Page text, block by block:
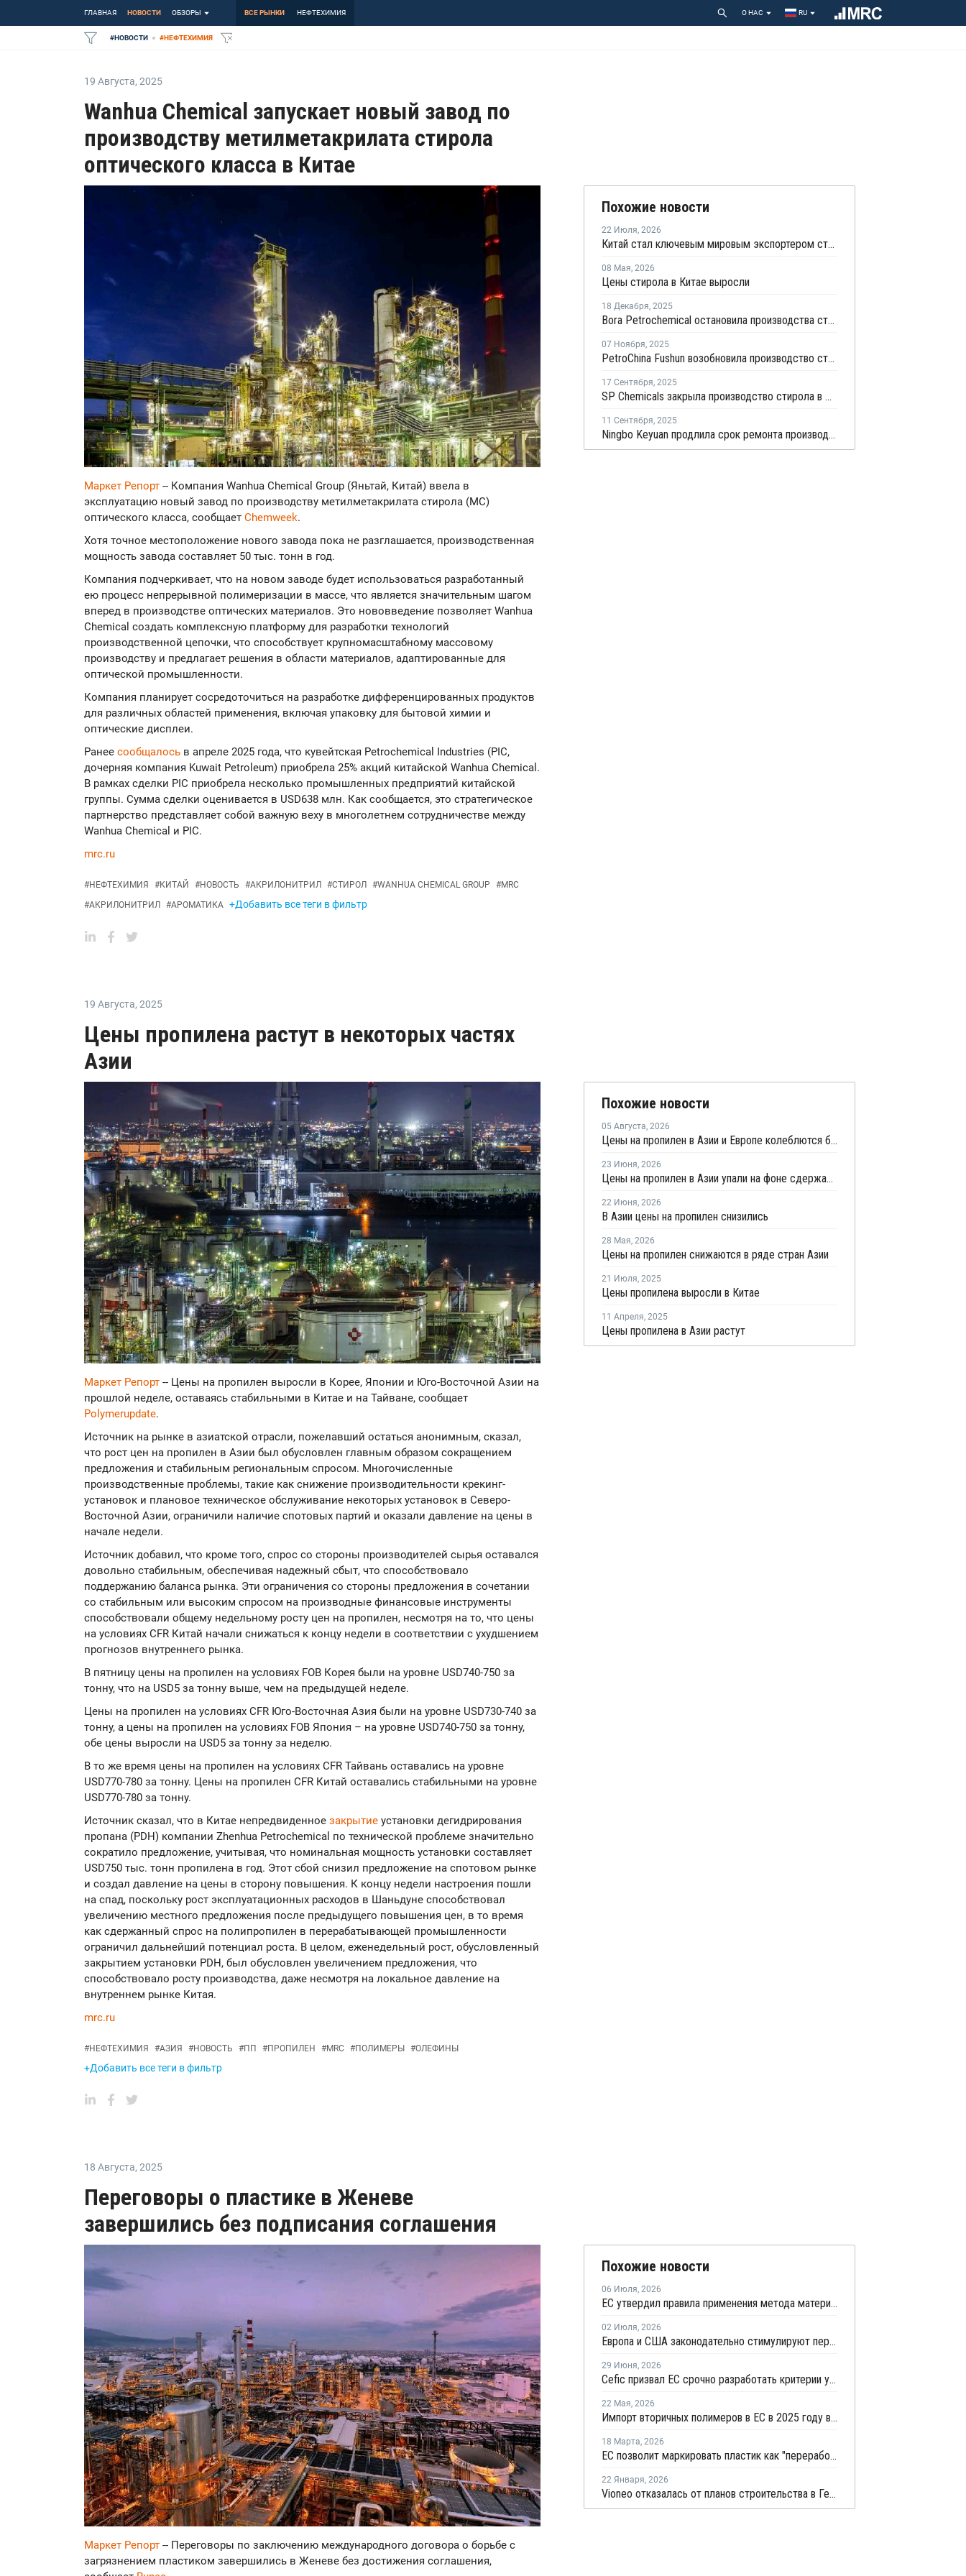
ГЛАВНАЯ НОВОСТИ ОБЗОРЫ ВСЕ РЫНКИ НЕФТЕХИМИЯ О НАС RU
#НОВОСТИ #НЕФТЕХИМИЯ
19 Августа, 2025
Wanhua Chemical запускает новый завод по
производству метилметакрилата стирола
оптического класса в Китае
Маркет Репорт -- Компания Wanhua Chemical Group (Яньтай, Китай) ввела в
эксплуатацию новый завод по производству метилметакрилата стирола (МС)
оптического класса, сообщает Chemweek.
Хотя точное местоположение нового завода пока не разглашается, производственная
мощность завода составляет 50 тыс. тонн в год.
Компания подчеркивает, что на новом заводе будет использоваться разработанный
ею процесс непрерывной полимеризации в массе, что является значительным шагом
вперед в производстве оптических материалов. Это нововведение позволяет Wanhua
Chemical создать комплексную платформу для разработки технологий
производственной цепочки, что способствует крупномасштабному массовому
производству и предлагает решения в области материалов, адаптированные для
оптической промышленности.
Компания планирует сосредоточиться на разработке дифференцированных продуктов
для различных областей применения, включая упаковку для бытовой химии и
оптические дисплеи.
Ранее сообщалось в апреле 2025 года, что кувейтская Petrochemical Industries (PIC,
дочерняя компания Kuwait Petroleum) приобрела 25% акций китайской Wanhua Chemical.
В рамках сделки PIC приобрела несколько промышленных предприятий китайской
группы. Сумма сделки оценивается в USD638 млн. Как сообщается, это стратегическое
партнерство представляет собой важную веху в многолетнем сотрудничестве между
Wanhua Chemical и PIC.
mrc.ru
#НЕФТЕХИМИЯ #КИТАЙ #НОВОСТЬ #АКРИЛОНИТРИЛ #СТИРОЛ #WANHUA CHEMICAL GROUP #MRC
#АКРИЛОНИТРИЛ #АРОМАТИКА +Добавить все теги в фильтр
Похожие новости
22 Июля, 2026
Китай стал ключевым мировым экспортером стирола на фоне кризиса на Ближнем Востоке
08 Мая, 2026
Цены стирола в Китае выросли
18 Декабря, 2025
Bora Petrochemical остановила производства стирола на техническое обслуживание
07 Ноября, 2025
PetroChina Fushun возобновила производство стирола в Фушуне
17 Сентября, 2025
SP Chemicals закрыла производство стирола в Цзянсу на ремонт
11 Сентября, 2025
Ningbo Keyuan продлила срок ремонта производства стирола в Нинбо
19 Августа, 2025
Цены пропилена растут в некоторых частях
Азии
Маркет Репорт -- Цены на пропилен выросли в Корее, Японии и Юго-Восточной Азии на
прошлой неделе, оставаясь стабильными в Китае и на Тайване, сообщает
Polymerupdate.
Источник на рынке в азиатской отрасли, пожелавший остаться анонимным, сказал,
что рост цен на пропилен в Азии был обусловлен главным образом сокращением
предложения и стабильным региональным спросом. Многочисленные
производственные проблемы, такие как снижение производительности крекинг-
установок и плановое техническое обслуживание некоторых установок в Северо-
Восточной Азии, ограничили наличие спотовых партий и оказали давление на цены в
начале недели.
Источник добавил, что кроме того, спрос со стороны производителей сырья оставался
довольно стабильным, обеспечивая надежный сбыт, что способствовало
поддержанию баланса рынка. Эти ограничения со стороны предложения в сочетании
со стабильным или высоким спросом на производные финансовые инструменты
способствовали общему недельному росту цен на пропилен, несмотря на то, что цены
на условиях CFR Китай начали снижаться к концу недели в соответствии с ухудшением
прогнозов внутреннего рынка.
В пятницу цены на пропилен на условиях FOB Корея были на уровне USD740-750 за
тонну, что на USD5 за тонну выше, чем на предыдущей неделе.
Цены на пропилен на условиях CFR Юго-Восточная Азия были на уровне USD730-740 за
тонну, а цены на пропилен на условиях FOB Япония – на уровне USD740-750 за тонну,
обе цены выросли на USD5 за тонну за неделю.
В то же время цены на пропилен на условиях CFR Тайвань оставались на уровне
USD770-780 за тонну. Цены на пропилен CFR Китай оставались стабильными на уровне
USD770-780 за тонну.
Источник сказал, что в Китае непредвиденное закрытие установки дегидрирования
пропана (PDH) компании Zhenhua Petrochemical по технической проблеме значительно
сократило предложение, учитывая, что номинальная мощность установки составляет
USD750 тыс. тонн пропилена в год. Этот сбой снизил предложение на спотовом рынке
и создал давление на цены в сторону повышения. К концу недели настроения пошли
на спад, поскольку рост эксплуатационных расходов в Шаньдуне способствовал
увеличению местного предложения после предыдущего повышения цен, в то время
как сдержанный спрос на полипропилен в перерабатывающей промышленности
ограничил дальнейший потенциал роста. В целом, еженедельный рост, обусловленный
закрытием установки PDH, был обусловлен увеличением предложения, что
способствовало росту производства, даже несмотря на локальное давление на
внутреннем рынке Китая.
mrc.ru
#НЕФТЕХИМИЯ #АЗИЯ #НОВОСТЬ #ПП #ПРОПИЛЕН #MRC #ПОЛИМЕРЫ #ОЛЕФИНЫ
+Добавить все теги в фильтр
Похожие новости
05 Августа, 2026
Цены на пропилен в Азии и Европе колеблются близ уровня в USD1000
23 Июня, 2026
Цены на пропилен в Азии упали на фоне сдержанной закупочной активности
22 Июня, 2026
В Азии цены на пропилен снизились
28 Мая, 2026
Цены на пропилен снижаются в ряде стран Азии
21 Июля, 2025
Цены пропилена выросли в Китае
11 Апреля, 2025
Цены пропилена в Азии растут
18 Августа, 2025
Переговоры о пластике в Женеве
завершились без подписания соглашения
Маркет Репорт -- Переговоры по заключению международного договора о борьбе с
загрязнением пластиком завершились в Женеве без достижения соглашения,
Похожие новости
06 Июля, 2026
ЕС утвердил правила применения метода материального баланса для химической переработки ПЭТ-бутылок
02 Июля, 2026
Европа и США законодательно стимулируют переработку гибкой пластиковой упаковки
29 Июня, 2026
Сefic призвал ЕС срочно разработать критерии утилизации отходов методом химпереработки
22 Мая, 2026
Импорт вторичных полимеров в ЕС в 2025 году вырос на 3%
18 Марта, 2026
ЕС позволит маркировать пластик как "переработанный" при 2,5% содержании вторичного материала
22 Января, 2026
Vioneo отказалась от планов строительства в Германии завода по выпуску "зеленых" полиолефинов